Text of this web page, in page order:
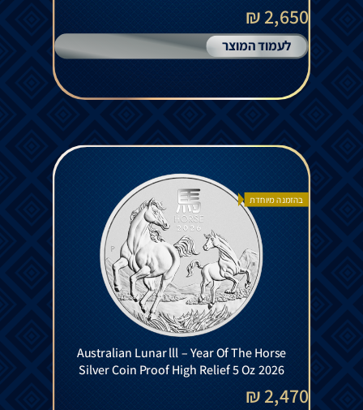
2,650 ₪
לעמוד המוצר
בהזמנה מיוחדת
Australian Lunar lll – Year Of The Horse
Silver Coin Proof High Relief 5 Oz 2026
2,470 ₪